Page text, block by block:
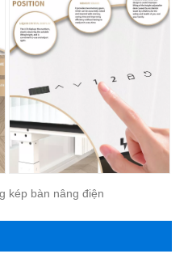
kép bàn nâng điện